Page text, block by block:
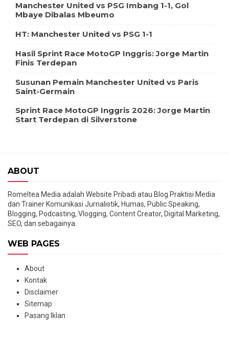
Manchester United vs PSG Imbang 1-1, Gol
Mbaye Dibalas Mbeumo
HT: Manchester United vs PSG 1-1
Hasil Sprint Race MotoGP Inggris: Jorge Martin
Finis Terdepan
Susunan Pemain Manchester United vs Paris
Saint-Germain
Sprint Race MotoGP Inggris 2026: Jorge Martin
Start Terdepan di Silverstone
ABOUT
Romeltea Media adalah Website Pribadi atau Blog Praktisi Media
dan Trainer Komunikasi Jurnalistik, Humas, Public Speaking,
Blogging, Podcasting, Vlogging, Content Creator, Digital Marketing,
SEO, dan sebagainya.
WEB PAGES
About
Kontak
Disclaimer
Sitemap
Pasang Iklan